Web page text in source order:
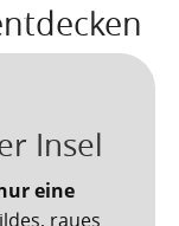
Insel
eine
raues